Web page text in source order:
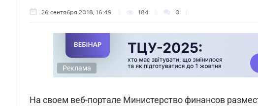
26 сентября 2018, 16:49 184 0
Реклама
На своем веб-портале Министерство финансов